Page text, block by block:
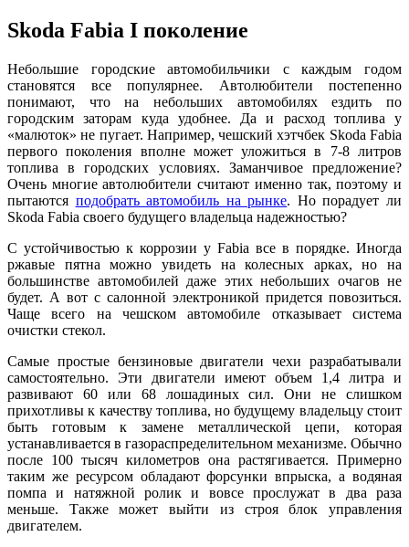
Skoda Fabia I поколение
Небольшие городские автомобильчики с каждым годом
становятся все популярнее. Автолюбители постепенно
понимают, что на небольших автомобилях ездить по
городским заторам куда удобнее. Да и расход топлива у
«малюток» не пугает. Например, чешский хэтчбек Skoda Fabia
первого поколения вполне может уложиться в 7-8 литров
топлива в городских условиях. Заманчивое предложение?
Очень многие автолюбители считают именно так, поэтому и
пытаются подобрать автомобиль на рынке. Но порадует ли
Skoda Fabia своего будущего владельца надежностью?
С устойчивостью к коррозии у Fabia все в порядке. Иногда
ржавые пятна можно увидеть на колесных арках, но на
большинстве автомобилей даже этих небольших очагов не
будет. А вот с салонной электроникой придется повозиться.
Чаще всего на чешском автомобиле отказывает система
очистки стекол.
Самые простые бензиновые двигатели чехи разрабатывали
самостоятельно. Эти двигатели имеют объем 1,4 литра и
развивают 60 или 68 лошадиных сил. Они не слишком
прихотливы к качеству топлива, но будущему владельцу стоит
быть готовым к замене металлической цепи, которая
устанавливается в газораспределительном механизме. Обычно
после 100 тысяч километров она растягивается. Примерно
таким же ресурсом обладают форсунки впрыска, а водяная
помпа и натяжной ролик и вовсе прослужат в два раза
меньше. Также может выйти из строя блок управления
двигателем.